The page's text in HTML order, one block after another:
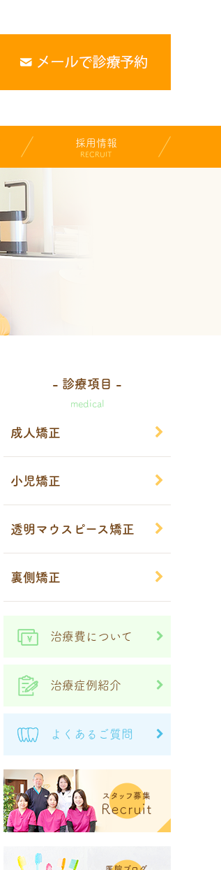
採用情報
RECRUIT
- 診療項目 -
medical
成人矯正
小児矯正
透明マウスピース矯正
裏側矯正
治療費について
治療症例紹介
よくあるご質問